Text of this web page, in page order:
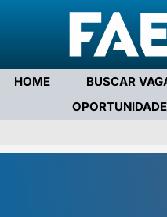
oHOME BUSCAR